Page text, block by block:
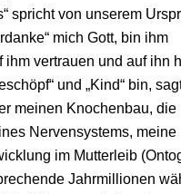
spricht von unserem
mich Gott, bin ihm
ihm vertrauen und auf ihn
und „Kind“ bin,
meinen Knochenbau, die
Nervensystems, meine
im Mutterleib
Jahrmillionen